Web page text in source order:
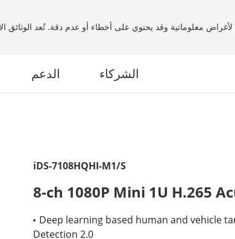
معلوماتية وقد يحتوي على أخطاء أو عدم دقة. تُعد الوثائق
الدعم الشركاء
iDS-7108HQHI-M1/S
8-ch 1080P Mini 1U H.265
Deep learning based human and vehicle
Detection 2.0